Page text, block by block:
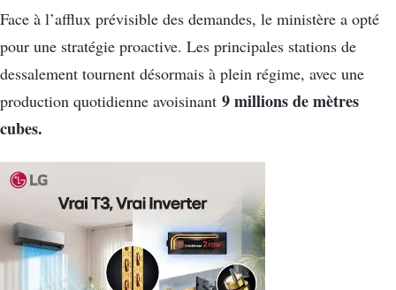
Face à l’afflux prévisible des demandes, le ministère a opté
pour une stratégie proactive. Les principales stations de
dessalement tournent désormais à plein régime, avec une
production quotidienne avoisinant 9 millions de mètres
cubes.